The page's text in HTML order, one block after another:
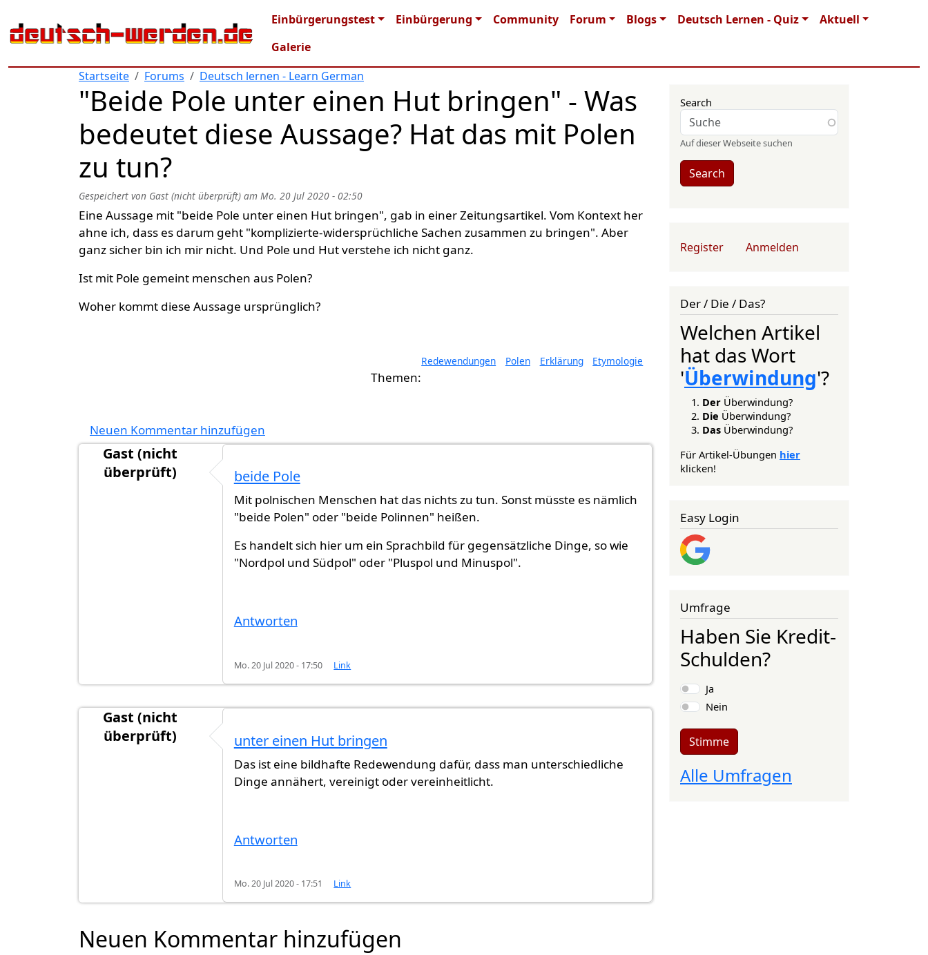
Main navigation
Einbürgerungstest Einbürgerung Community Forum Blogs Deutsch Lernen - Quiz
Aktuell
Galerie
Startseite
Forums Deutsch lernen - Learn German
"Beide Pole unter einen Hut bringen" - Was
bedeutet diese Aussage? Hat das mit Polen
zu tun?
Gespeichert von Gast (nicht überprüft) am Mo. 20 Jul 2020 - 02:50
Eine Aussage mit "beide Pole unter einen Hut bringen", gab in einer Zeitungsartikel. Vom Kontext her
ahne ich, dass es darum geht "komplizierte-widersprüchliche Sachen zusammen zu bringen". Aber
ganz sicher bin ich mir nicht. Und Pole und Hut verstehe ich nicht ganz.
Ist mit Pole gemeint menschen aus Polen?
Woher kommt diese Aussage ursprünglich?
Redewendungen Polen Erklärung Etymologie
Neuen Kommentar hinzufügen
Gast (nicht
überprüft)
beide Pole
Mit polnischen Menschen hat das nichts zu tun. Sonst müsste es nämlich
"beide Polen" oder "beide Polinnen" heißen.
Es handelt sich hier um ein Sprachbild für gegensätzliche Dinge, so wie
"Nordpol und Südpol" oder "Pluspol und Minuspol".
Antworten
Mo. 20 Jul 2020 - 17:50 Link
Gast (nicht
überprüft)
unter einen Hut bringen
Das ist eine bildhafte Redewendung dafür, dass man unterschiedliche
Dinge annähert, vereinigt oder vereinheitlicht.
Antworten
Mo. 20 Jul 2020 - 17:51 Link
Neuen Kommentar hinzufügen
Search
Auf dieser Webseite suchen
Search
User account menu
Register Anmelden
Der / Die / Das?
Welchen Artikel
hat das Wort
'Überwindung'?
Der Überwindung?
Die Überwindung?
Das Überwindung?
Für Artikel-Übungen hier
klicken!
Easy Login
Umfrage
Haben Sie Kredit-
Schulden?
Auswahlmöglichkeiten
Ja
Nein
Stimme
Alle Umfragen